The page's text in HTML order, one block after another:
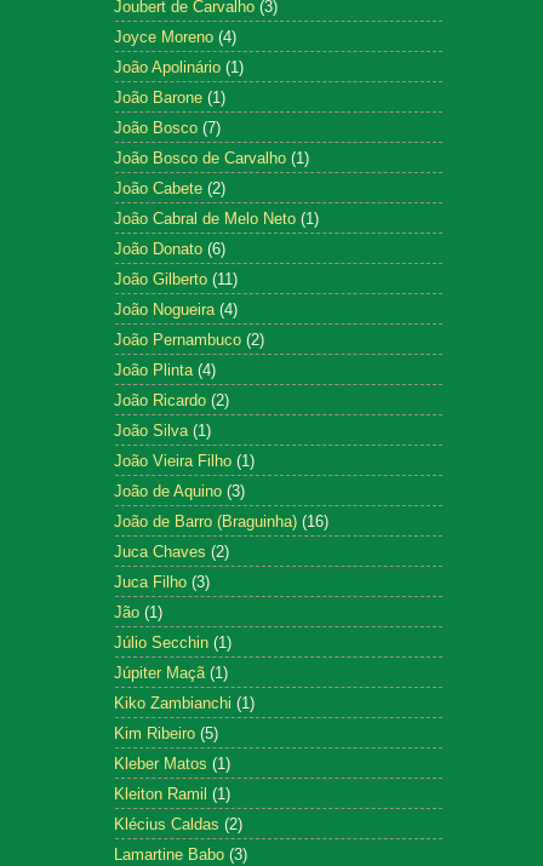
Joubert de Carvalho (3)
Joyce Moreno (4)
João Apolinário (1)
João Barone (1)
João Bosco (7)
João Bosco de Carvalho (1)
João Cabete (2)
João Cabral de Melo Neto (1)
João Donato (6)
João Gilberto (11)
João Nogueira (4)
João Pernambuco (2)
João Plinta (4)
João Ricardo (2)
João Silva (1)
João Vieira Filho (1)
João de Aquino (3)
João de Barro (Braguinha) (16)
Juca Chaves (2)
Juca Filho (3)
Jão (1)
Júlio Secchin (1)
Júpiter Maçã (1)
Kiko Zambianchi (1)
Kim Ribeiro (5)
Kleber Matos (1)
Kleiton Ramil (1)
Klécius Caldas (2)
Lamartine Babo (3)